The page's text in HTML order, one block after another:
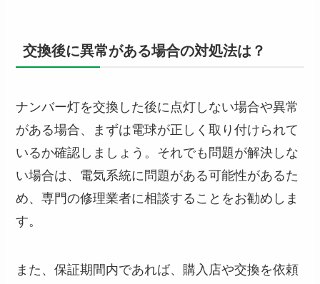
交換後に異常がある場合の対処法は？
ナンバー灯を交換した後に点灯しない場合や異常
がある場合、まずは電球が正しく取り付けられて
いるか確認しましょう。それでも問題が解決しな
い場合は、電気系統に問題がある可能性があるた
め、専門の修理業者に相談することをお勧めしま
す。
また、保証期間内であれば、購入店や交換を依頼